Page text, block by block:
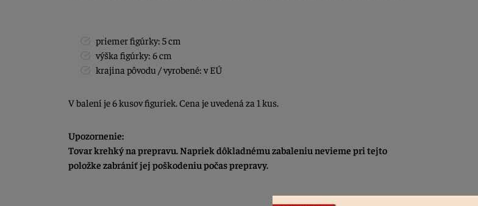
priemer figúrky: 5 cm
výška figúrky: 6 cm
krajina pôvodu / vyrobené: v EÚ
V balení je 6 kusov figuriek. Cena je uvedená za 1 kus.
Upozornenie:
Tovar krehký na prepravu. Napriek dôkladnému zabaleniu nevieme pri tejto
položke zabrániť jej poškodeniu počas prepravy.